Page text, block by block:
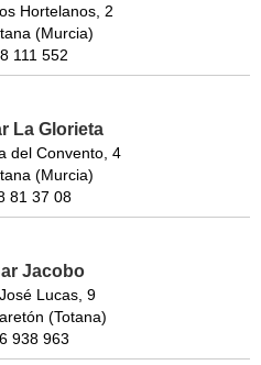
Hortelanos, 2
(Murcia)
111 552
La Glorieta
del Convento, 4
(Murcia)
81 37 08
Jacobo
Lucas, 9
(Totana)
938 963